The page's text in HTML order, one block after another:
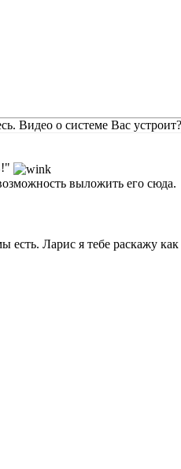
Видео о системе Вас устроит?
выложить его сюда.
Ларис я тебе раскажу